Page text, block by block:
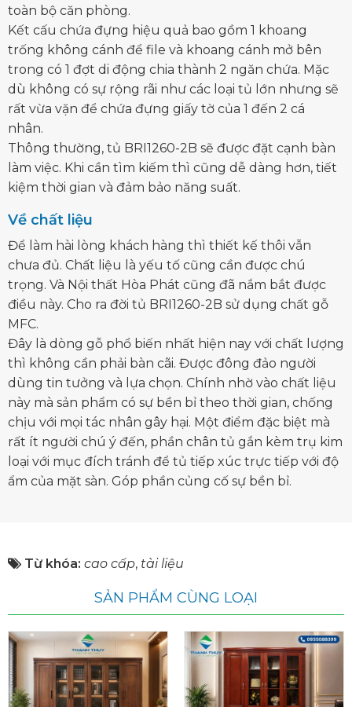
toàn bộ căn phòng.
Kết cấu chứa đựng hiệu quả bao gồm 1 khoang
trống không cánh để file và khoang cánh mở bên
trong có 1 đợt di động chia thành 2 ngăn chứa. Mặc
dù không có sự rộng rãi như các loại tủ lớn nhưng sẽ
rất vừa vặn để chứa đựng giấy tờ của 1 đến 2 cá
nhân.
Thông thường, tủ BRI1260-2B sẽ được đặt cạnh bàn
làm việc. Khi cần tìm kiếm thì cũng dễ dàng hơn, tiết
kiệm thời gian và đảm bảo năng suất.
Về chất liệu
Để làm hài lòng khách hàng thì thiết kế thôi vẫn
chưa đủ. Chất liệu là yếu tố cũng cần được chú
trọng. Và Nội thất Hòa Phát cũng đã nắm bắt được
điều này. Cho ra đời tủ BRI1260-2B sử dụng chất gỗ
MFC.
Đây là dòng gỗ phổ biến nhất hiện nay với chất lượng
thì không cần phải bàn cãi. Được đông đảo người
dùng tin tưởng và lựa chọn. Chính nhờ vào chất liệu
này mà sản phẩm có sự bền bỉ theo thời gian, chống
chịu với mọi tác nhân gây hại. Một điểm đặc biệt mà
rất ít người chú ý đến, phần chân tủ gắn kèm trụ kim
loại với mục đích tránh để tủ tiếp xúc trực tiếp với độ
ẩm của mặt sàn. Góp phần củng cố sự bền bỉ.
Từ khóa: cao cấp, tài liệu
SẢN PHẨM CÙNG LOẠI